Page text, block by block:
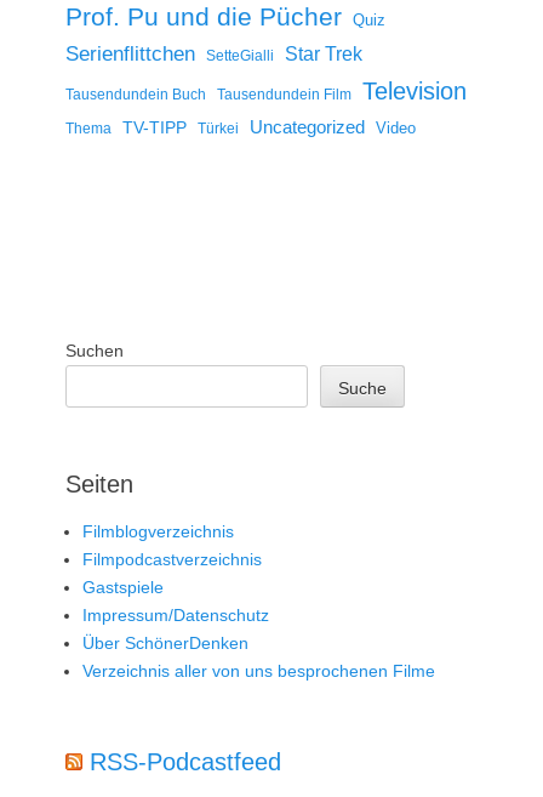
Prof. Pu und die Pücher Quiz
Serienflittchen SetteGialli Star Trek
Tausendundein Buch Tausendundein Film Television
Thema TV-TIPP Türkei Uncategorized Video
Suchen
Suche
Seiten
Filmblogverzeichnis
Filmpodcastverzeichnis
Gastspiele
Impressum/Datenschutz
Über SchönerDenken
Verzeichnis aller von uns besprochenen Filme
RSS-Podcastfeed